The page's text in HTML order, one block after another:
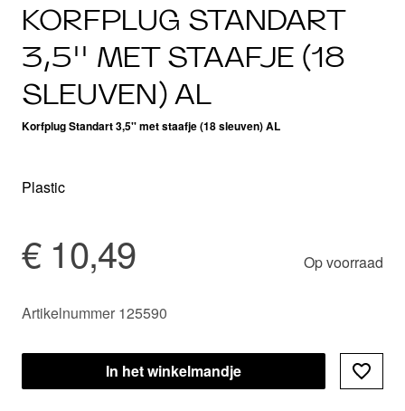
KORFPLUG STANDART
3,5'' MET STAAFJE (18
SLEUVEN) AL
Korfplug Standart 3,5'' met staafje (18 sleuven) AL
Plastic
€ 10,49 Op voorraad
Artikelnummer 125590
In het winkelmandje